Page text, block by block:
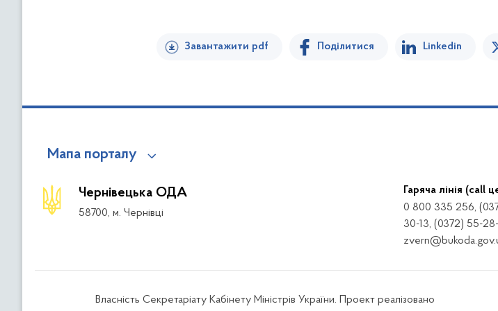
Завантажити pdf Поділитися Linkedin
Мапа порталу
Чернівецька ОДА
58700, м. Чернівці
Гаряча лінія (call
0 800 335 256,
30-13, (0372) 55-
Власність Секретаріату Кабінету Міністрів України. Проект реалізовано